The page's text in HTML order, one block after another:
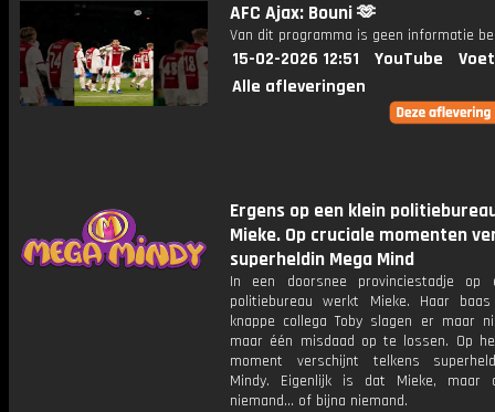
AFC Ajax: Bouni 🫶
Van dit programma is geen informatie
15-02-2026 12:51 YouTube
Alle afleveringen
Ergens op een klein
Mieke. Op cruciale momenten
superheldin Mega Mind
In een doorsnee provinciestadje op
politiebureau werkt Mieke. Haar
knappe collega Toby slagen er maar
maar één misdaad op te lossen. Op
moment verschijnt telkens
Mindy. Eigenlijk is dat Mieke, maar
niemand... of bijna niemand.